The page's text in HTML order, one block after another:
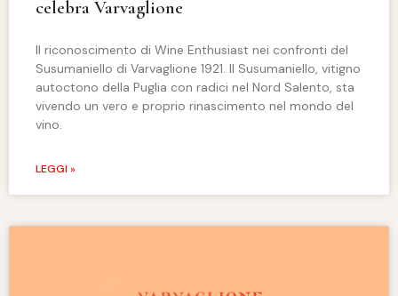
celebra Varvaglione
Il riconoscimento di Wine Enthusiast nei confronti del
Susumaniello di Varvaglione 1921. Il Susumaniello, vitigno
autoctono della Puglia con radici nel Nord Salento, sta
vivendo un vero e proprio rinascimento nel mondo del
vino.
LEGGI »